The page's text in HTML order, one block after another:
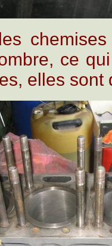
ce
elles sont